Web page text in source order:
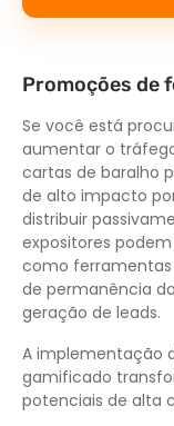
Promoções de
Se você está
aumentar o
cartas de baralho
de alto impacto
distribuir
expositores
como
de permanência
geração de leads.
A implementação
gamificado
potenciais de alta